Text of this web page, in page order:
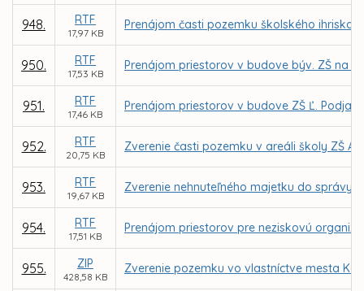
948. RTF
17,97 KB
Prenájom časti pozemku školského ihriska
950. RTF
17,53 KB
Prenájom priestorov v budove býv. ZŠ na
951. RTF
17,46 KB
Prenájom priestorov v budove ZŠ Ľ.
952. RTF
20,75 KB
Zverenie časti pozemku v areáli školy ZŠ
953. RTF
19,67 KB
Zverenie nehnuteľného majetku do správy
954. RTF
17,51 KB
Prenájom priestorov pre neziskovú
955. ZIP
428,58 KB
Zverenie pozemku vo vlastníctve mesta